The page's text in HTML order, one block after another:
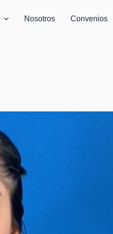
Nosotros Convenios